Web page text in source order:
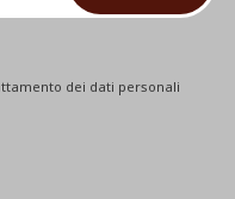
dei dati personali